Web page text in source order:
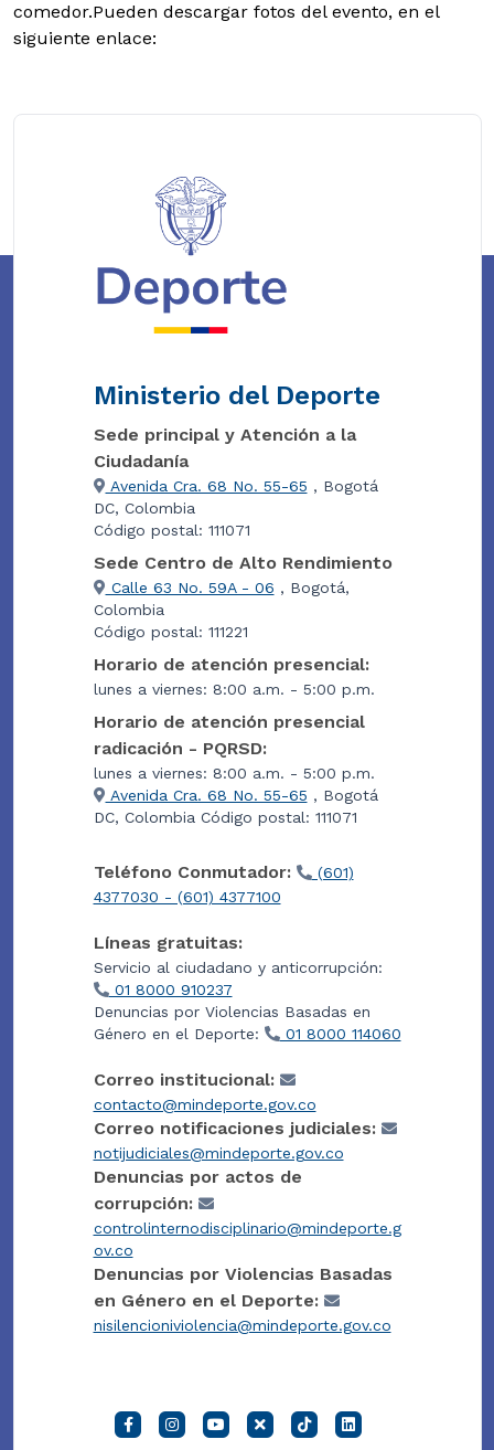
comedor.Pueden descargar fotos del evento, en el
siguiente enlace:
Ministerio del Deporte
Sede principal y Atención a la
Ciudadanía
Avenida Cra. 68 No. 55-65 , Bogotá
DC, Colombia
Código postal: 111071
Sede Centro de Alto Rendimiento
Calle 63 No. 59A - 06 , Bogotá,
Colombia
Código postal: 111221
Horario de atención presencial:
lunes a viernes: 8:00 a.m. - 5:00 p.m.
Horario de atención presencial
radicación - PQRSD:
lunes a viernes: 8:00 a.m. - 5:00 p.m.
Avenida Cra. 68 No. 55-65 , Bogotá
DC, Colombia Código postal: 111071
Teléfono Conmutador:
(601)
4377030 - (601) 4377100
Líneas gratuitas:
Servicio al ciudadano y anticorrupción:
01 8000 910237
Denuncias por Violencias Basadas en
Género en el Deporte:
01 8000 114060
Correo institucional:
contacto@mindeporte.gov.co
Correo notificaciones judiciales:
notijudiciales@mindeporte.gov.co
Denuncias por actos de
corrupción:
controlinternodisciplinario@mindeporte.g
ov.co
Denuncias por Violencias Basadas
en Género en el Deporte:
nisilencioniviolencia@mindeporte.gov.co